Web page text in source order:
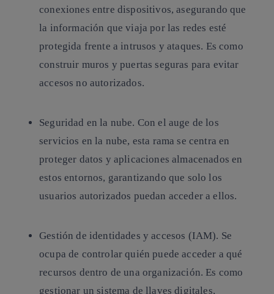
conexiones entre dispositivos, asegurando que
la información que viaja por las redes esté
protegida frente a intrusos y ataques. Es como
construir muros y puertas seguras para evitar
accesos no autorizados.
Seguridad en la nube. Con el auge de los
servicios en la nube, esta rama se centra en
proteger datos y aplicaciones almacenados en
estos entornos, garantizando que solo los
usuarios autorizados puedan acceder a ellos.
Gestión de identidades y accesos (IAM). Se
ocupa de controlar quién puede acceder a qué
recursos dentro de una organización. Es como
gestionar un sistema de llaves digitales,